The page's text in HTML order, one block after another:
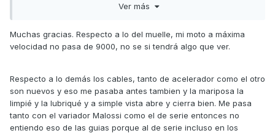
quede revolucionado. Se me ocurren un par de razones
Que el cable del acelerador se quede enganchado.
Que las guías del variador se atasquen y la
semipolea móvil no se desplace con suavidad.
Saludos,
Ver más
Muchas gracias. Respecto a lo del muelle, mi moto a máxima
velocidad no pasa de 9000, no se si tendrá algo que ver.
Respecto a lo demás los cables, tanto de acelerador como el otro
son nuevos y eso me pasaba antes tambien y la mariposa la
limpié y la lubriqué y a simple vista abre y cierra bien. Me pasa
tanto con el variador Malossi como el de serie entonces no
entiendo eso de las guias porque al de serie incluso en los